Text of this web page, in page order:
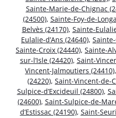
Sainte-Marie-de-Chignac
(24500), Sainte-Foy-de-
Belvès (24170), Sainte-
Eulalie-d’Ans (24640),
Sainte-Croix (24440), Sainte-
sur-l’Isle (24420), Saint-
Vincent-Jalmoutiers (24410),
(24220), Saint-Vincent-de-
Sulpice-d’Excideuil (24800),
(24600), Saint-Sulpice-de-
d’Estissac (24190), Saint-